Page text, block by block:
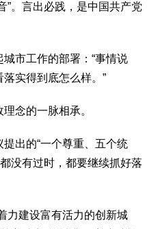
。言出必践，是中国共产党
市工作的部署：“事情说
实得到底怎么样。”
念的一脉相承。
出的“一个尊重、五个统
没有过时，都要继续抓好落
建设富有活力的创新城